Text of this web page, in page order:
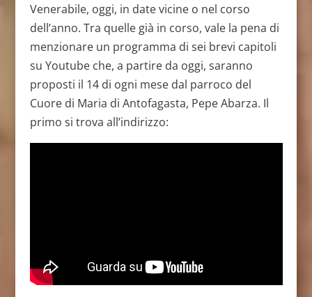
Venerabile, oggi, in date vicine o nel corso
dell’anno. Tra quelle già in corso, vale la pena di
menzionare un programma di sei brevi capitoli
su Youtube che, a partire da oggi, saranno
proposti il 14 di ogni mese dal parroco del
Cuore di Maria di Antofagasta, Pepe Abarza. Il
primo si trova all’indirizzo: